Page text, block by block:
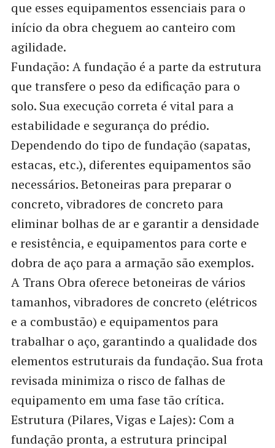
que esses equipamentos essenciais para o
início da obra cheguem ao canteiro com
agilidade.
Fundação: A fundação é a parte da estrutura
que transfere o peso da edificação para o
solo. Sua execução correta é vital para a
estabilidade e segurança do prédio.
Dependendo do tipo de fundação (sapatas,
estacas, etc.), diferentes equipamentos são
necessários. Betoneiras para preparar o
concreto, vibradores de concreto para
eliminar bolhas de ar e garantir a densidade
e resistência, e equipamentos para corte e
dobra de aço para a armação são exemplos.
A Trans Obra oferece betoneiras de vários
tamanhos, vibradores de concreto (elétricos
e a combustão) e equipamentos para
trabalhar o aço, garantindo a qualidade dos
elementos estruturais da fundação. Sua frota
revisada minimiza o risco de falhas de
equipamento em uma fase tão crítica.
Estrutura (Pilares, Vigas e Lajes): Com a
fundação pronta, a estrutura principal